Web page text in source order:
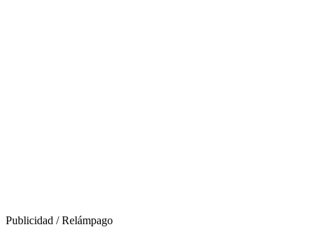
Publicidad / Relámpago